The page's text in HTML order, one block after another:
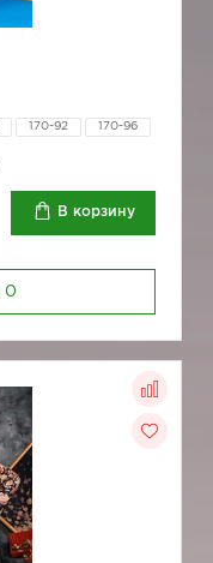
170-92 170-96
В корзину
0